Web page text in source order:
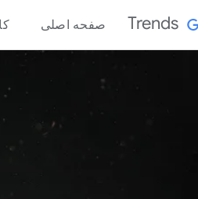
Trends صفحه اصلی